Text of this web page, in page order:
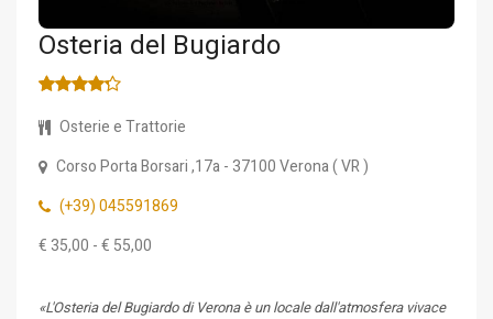
Osteria del Bugiardo
Osterie e Trattorie
Corso Porta Borsari ,17a- 37100Verona(VR)
(+39) 045591869
€ 35,00 - € 55,00
«L'Osteria del Bugiardo di Verona è un locale dall'atmosfera vivace